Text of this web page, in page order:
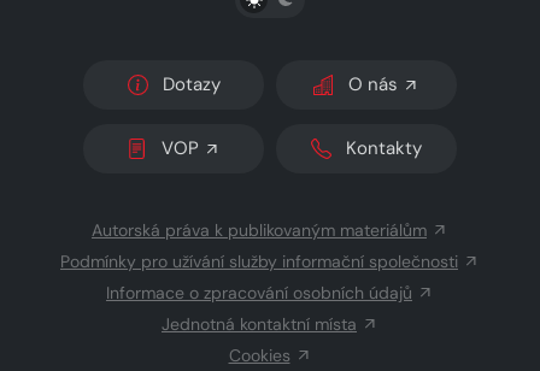
Dotazy O nás
VOP Kontakty
Autorská práva k publikovaným materiálům
Podmínky pro užívání služby informační společnosti
Informace o zpracování osobních údajů
Jednotná kontaktní místa
Cookies